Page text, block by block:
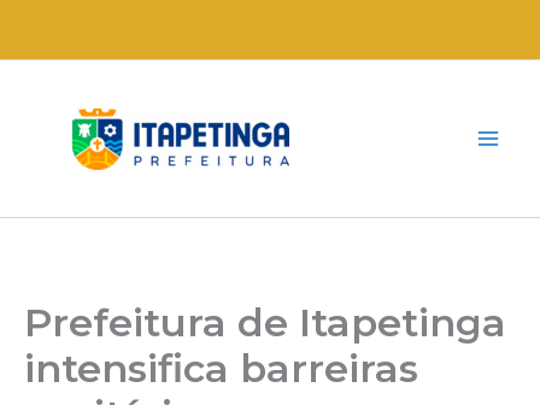
conteúdo
Prefeitura de Itapetinga
intensifica barreiras